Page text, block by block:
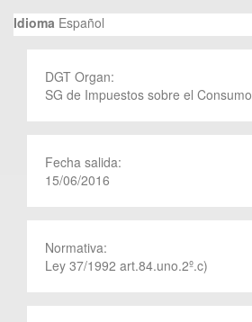
Idioma Español
DGT Organ:
SG de Impuestos sobre el Consumo
Fecha salida:
15/06/2016
Normativa:
Ley 37/1992 art.84.uno.2º.c)